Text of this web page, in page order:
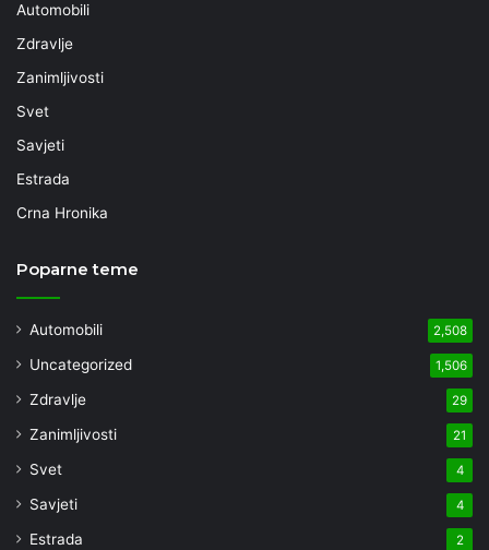
Automobili
Zdravlje
Zanimljivosti
Svet
Savjeti
Estrada
Crna Hronika
Poparne teme
Automobili 2,508
Uncategorized 1,506
Zdravlje 29
Zanimljivosti 21
Svet 4
Savjeti 4
Estrada 2